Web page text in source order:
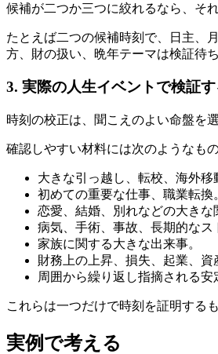
候補が二つか三つに絞れるなら、そ
たとえば二つの候補時刻で、日主、
方、財の扱い、晩年テーマは検証待ち
3. 実際の人生イベントで検証す
時刻の校正は、聞こえのよい命盤を
確認しやすい材料には次のようなも
大きな引っ越し、転校、海外移
初めての重要な仕事、職業転換
恋愛、結婚、別れなどの大きな
病気、手術、事故、長期的なス
家族に関する大きな出来事。
財務上の上昇、損失、起業、資
周囲から繰り返し指摘される安
これらは一つだけで時刻を証明する
実例で考える